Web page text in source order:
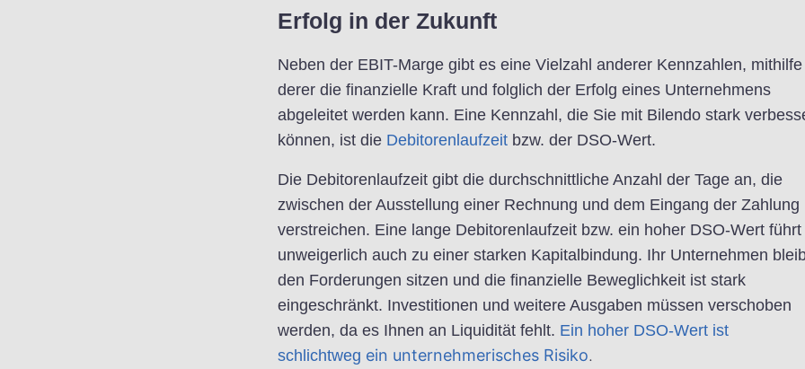
Erfolg in der Zukunft
Neben der EBIT-Marge gibt es eine Vielzahl anderer Kennzahlen, mithilfe
derer die finanzielle Kraft und folglich der Erfolg eines Unternehmens
abgeleitet werden kann. Eine Kennzahl, die Sie mit Bilendo stark
können, ist die Debitorenlaufzeitbzw. der DSO-Wert.
Die Debitorenlaufzeit gibt die durchschnittliche Anzahl der Tage an, die
zwischen der Ausstellung einer Rechnung und dem Eingang der Zahlung
verstreichen. Eine lange Debitorenlaufzeit bzw. ein hoher DSO-Wert führt
unweigerlich auch zu einer starken Kapitalbindung. Ihr Unternehmen
den Forderungen sitzen und die finanzielle Beweglichkeit ist stark
eingeschränkt. Investitionen und weitere Ausgaben müssen verschoben
werden, da es Ihnen an Liquidität fehlt. Ein hoher DSO-Wert ist
schlichtweg ein unternehmerisches Risiko.